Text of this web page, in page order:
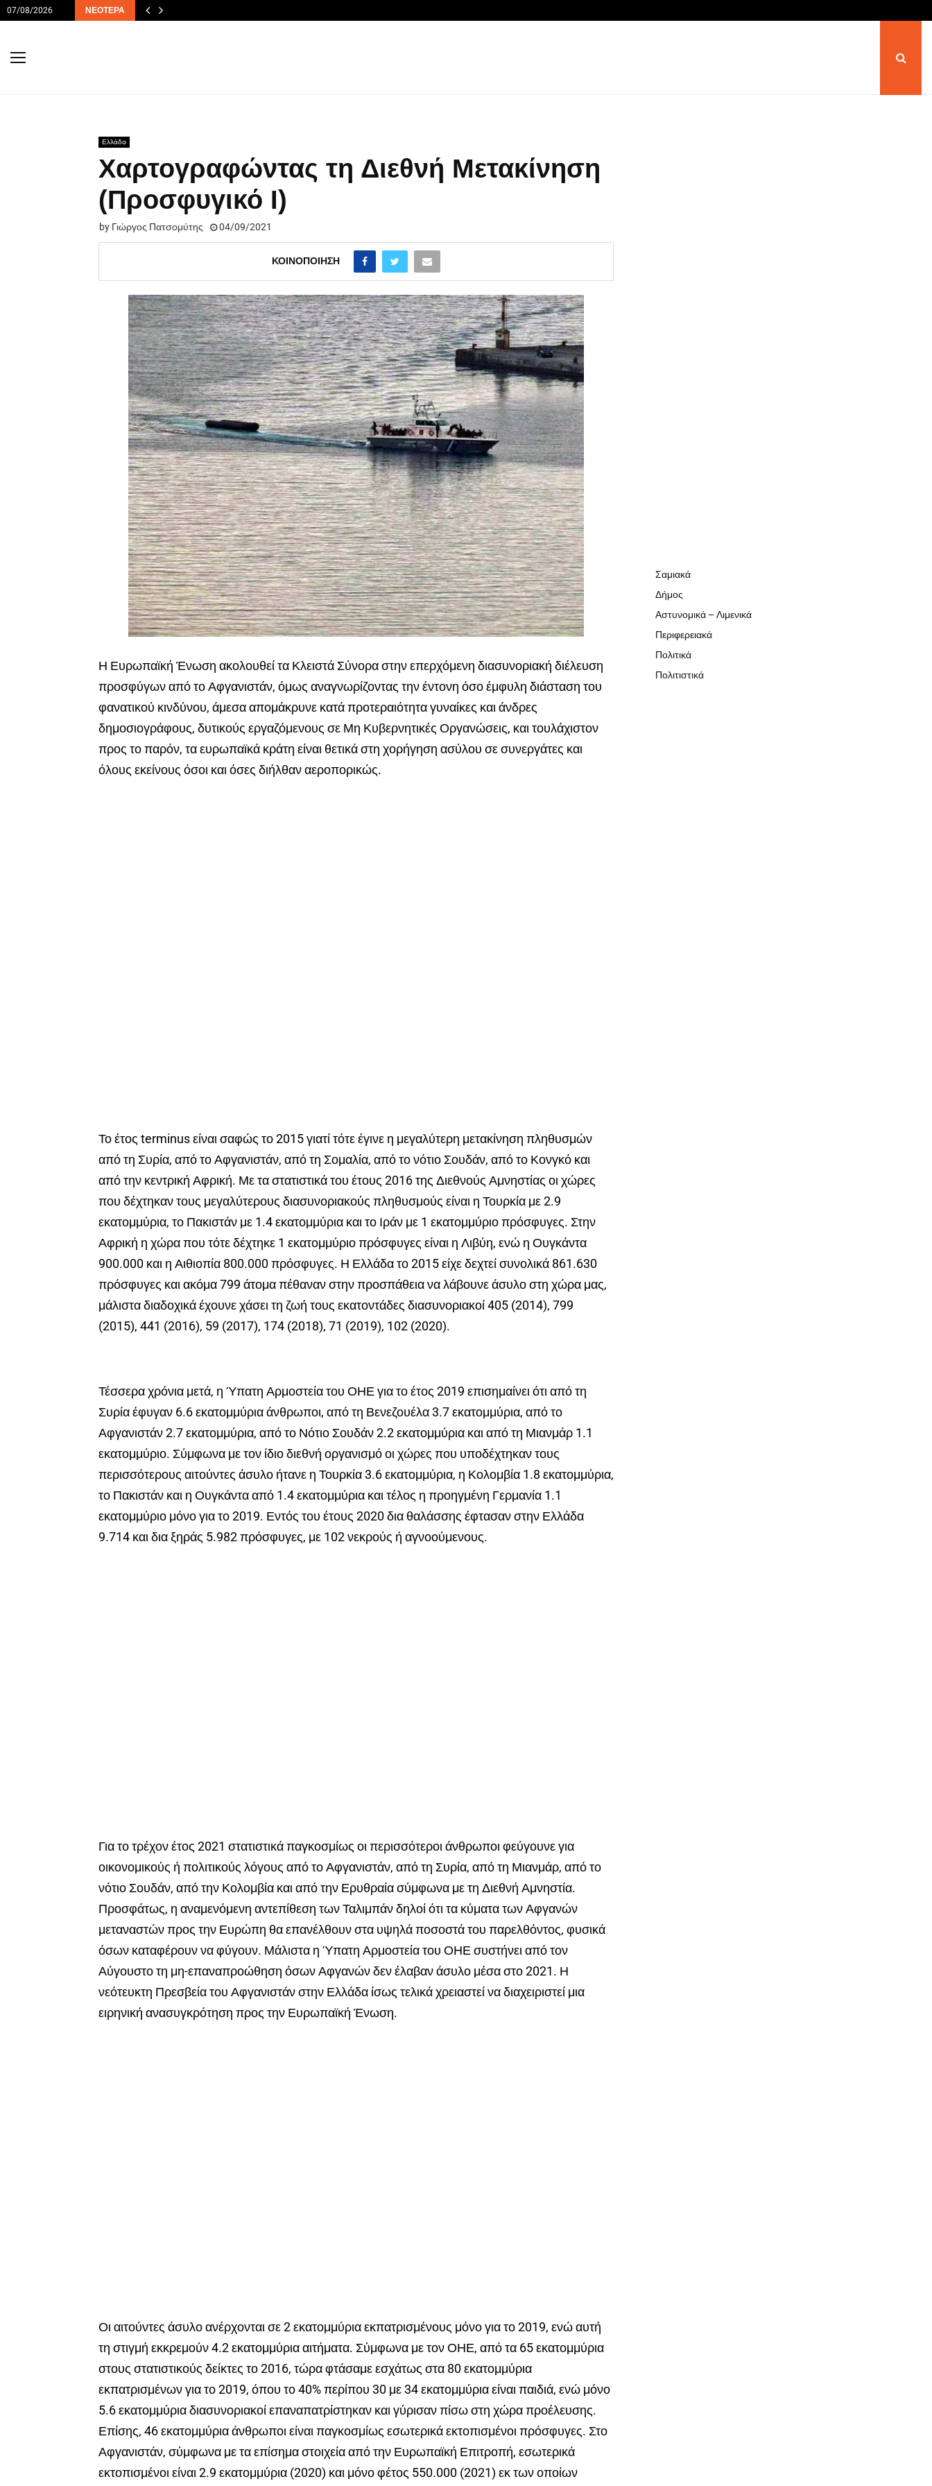
07/08/2026 ΝΕΌΤΕΡΑ
Ελλάδα
Χαρτογραφώντας τη Διεθνή Μετακίνηση
(Προσφυγικό Ι)
by Γιώργος Πατσομύτης 04/09/2021
ΚΟΙΝΟΠΟΊΗΣΗ
Η Ευρωπαϊκή Ένωση ακολουθεί τα Κλειστά Σύνορα στην επερχόμενη διασυνοριακή διέλευση
προσφύγων από το Αφγανιστάν, όμως αναγνωρίζοντας την έντονη όσο έμφυλη διάσταση του
φανατικού κινδύνου, άμεσα απομάκρυνε κατά προτεραιότητα γυναίκες και άνδρες
δημοσιογράφους, δυτικούς εργαζόμενους σε Μη Κυβερνητικές Οργανώσεις, και τουλάχιστον
προς το παρόν, τα ευρωπαϊκά κράτη είναι θετικά στη χορήγηση ασύλου σε συνεργάτες και
όλους εκείνους όσοι και όσες διήλθαν αεροπορικώς.
Το έτος terminus είναι σαφώς το 2015 γιατί τότε έγινε η μεγαλύτερη μετακίνηση πληθυσμών
από τη Συρία, από το Αφγανιστάν, από τη Σομαλία, από το νότιο Σουδάν, από το Κονγκό και
από την κεντρική Αφρική. Με τα στατιστικά του έτους 2016 της Διεθνούς Αμνηστίας οι χώρες
που δέχτηκαν τους μεγαλύτερους διασυνοριακούς πληθυσμούς είναι η Τουρκία με 2.9
εκατομμύρια, το Πακιστάν με 1.4 εκατομμύρια και το Ιράν με 1 εκατομμύριο πρόσφυγες. Στην
Αφρική η χώρα που τότε δέχτηκε 1 εκατομμύριο πρόσφυγες είναι η Λιβύη, ενώ η Ουγκάντα
900.000 και η Αιθιοπία 800.000 πρόσφυγες. Η Ελλάδα το 2015 είχε δεχτεί συνολικά 861.630
πρόσφυγες και ακόμα 799 άτομα πέθαναν στην προσπάθεια να λάβουνε άσυλο στη χώρα μας,
μάλιστα διαδοχικά έχουνε χάσει τη ζωή τους εκατοντάδες διασυνοριακοί 405 (2014), 799
(2015), 441 (2016), 59 (2017), 174 (2018), 71 (2019), 102 (2020).
Τέσσερα χρόνια μετά, η Ύπατη Αρμοστεία του ΟΗΕ για το έτος 2019 επισημαίνει ότι από τη
Συρία έφυγαν 6.6 εκατομμύρια άνθρωποι, από τη Βενεζουέλα 3.7 εκατομμύρια, από το
Αφγανιστάν 2.7 εκατομμύρια, από το Νότιο Σουδάν 2.2 εκατομμύρια και από τη Μιανμάρ 1.1
εκατομμύριο. Σύμφωνα με τον ίδιο διεθνή οργανισμό οι χώρες που υποδέχτηκαν τους
περισσότερους αιτούντες άσυλο ήτανε η Τουρκία 3.6 εκατομμύρια, η Κολομβία 1.8 εκατομμύρια,
το Πακιστάν και η Ουγκάντα από 1.4 εκατομμύρια και τέλος η προηγμένη Γερμανία 1.1
εκατομμύριο μόνο για το 2019. Εντός του έτους 2020 δια θαλάσσης έφτασαν στην Ελλάδα
9.714 και δια ξηράς 5.982 πρόσφυγες, με 102 νεκρούς ή αγνοούμενους.
Για το τρέχον έτος 2021 στατιστικά παγκοσμίως οι περισσότεροι άνθρωποι φεύγουνε για
οικονομικούς ή πολιτικούς λόγους από το Αφγανιστάν, από τη Συρία, από τη Μιανμάρ, από το
νότιο Σουδάν, από την Κολομβία και από την Ερυθραία σύμφωνα με τη Διεθνή Αμνηστία.
Προσφάτως, η αναμενόμενη αντεπίθεση των Ταλιμπάν δηλοί ότι τα κύματα των Αφγανών
μεταναστών προς την Ευρώπη θα επανέλθουν στα υψηλά ποσοστά του παρελθόντος, φυσικά
όσων καταφέρουν να φύγουν. Μάλιστα η Ύπατη Αρμοστεία του ΟΗΕ συστήνει από τον
Αύγουστο τη μη-επαναπροώθηση όσων Αφγανών δεν έλαβαν άσυλο μέσα στο 2021. Η
νεότευκτη Πρεσβεία του Αφγανιστάν στην Ελλάδα ίσως τελικά χρειαστεί να διαχειριστεί μια
ειρηνική ανασυγκρότηση προς την Ευρωπαϊκή Ένωση.
Οι αιτούντες άσυλο ανέρχονται σε 2 εκατομμύρια εκπατρισμένους μόνο για το 2019, ενώ αυτή
τη στιγμή εκκρεμούν 4.2 εκατομμύρια αιτήματα. Σύμφωνα με τον ΟΗΕ, από τα 65 εκατομμύρια
στους στατιστικούς δείκτες το 2016, τώρα φτάσαμε εσχάτως στα 80 εκατομμύρια
εκπατρισμένων για το 2019, όπου το 40% περίπου 30 με 34 εκατομμύρια είναι παιδιά, ενώ μόνο
5.6 εκατομμύρια διασυνοριακοί επαναπατρίστηκαν και γύρισαν πίσω στη χώρα προέλευσης.
Επίσης, 46 εκατομμύρια άνθρωποι είναι παγκοσμίως εσωτερικά εκτοπισμένοι πρόσφυγες. Στο
Αφγανιστάν, σύμφωνα με τα επίσημα στοιχεία από την Ευρωπαϊκή Επιτροπή, εσωτερικά
εκτοπισμένοι είναι 2.9 εκατομμύρια (2020) και μόνο φέτος 550.000 (2021) εκ των οποίων
Σαμιακά
Δήμος
Αστυνομικά – Λιμενικά
Περιφερειακά
Πολιτικά
Πολιτιστικά